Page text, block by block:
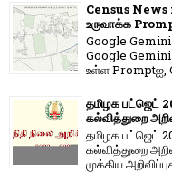
Census
உருவாக்க
Google
Google Gemini
உள்ள Promptஐ,
தமிழக பட்ஜெட்
கல்வித்துறை
தமிழக பட்ஜெட்
கல்வித்துறை
முக்கிய